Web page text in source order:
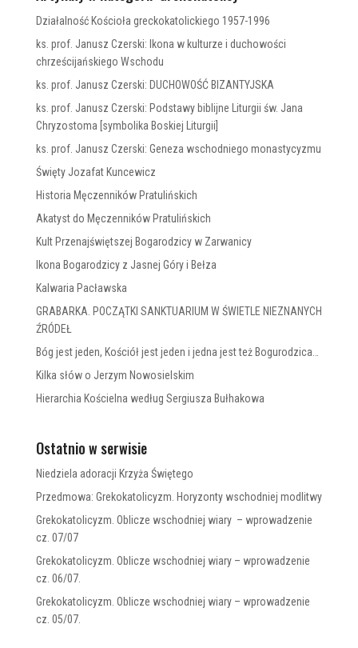
Działalność Kościoła greckokatolickiego 1957-1996
ks. prof. Janusz Czerski: Ikona w kulturze i duchowości
chrześcijańskiego Wschodu
ks. prof. Janusz Czerski: DUCHOWOŚĆ BIZANTYJSKA
ks. prof. Janusz Czerski: Podstawy biblijne Liturgii św. Jana
Chryzostoma [symbolika Boskiej Liturgii]
ks. prof. Janusz Czerski: Geneza wschodniego monastycyzmu
Święty Jozafat Kuncewicz
Historia Męczenników Pratulińskich
Akatyst do Męczenników Pratulińskich
Kult Przenajświętszej Bogarodzicy w Zarwanicy
Ikona Bogarodzicy z Jasnej Góry i Bełza
Kalwaria Pacławska
GRABARKA. POCZĄTKI SANKTUARIUM W ŚWIETLE NIEZNANYCH
ŹRÓDEŁ
Bóg jest jeden, Kościół jest jeden i jedna jest też Bogurodzica…
Kilka słów o Jerzym Nowosielskim
Hierarchia Kościelna według Sergiusza Bułhakowa
Ostatnio w serwisie
Niedziela adoracji Krzyża Świętego
Przedmowa: Grekokatolicyzm. Horyzonty wschodniej modlitwy
Grekokatolicyzm. Oblicze wschodniej wiary – wprowadzenie
cz. 07/07
Grekokatolicyzm. Oblicze wschodniej wiary – wprowadzenie
cz. 06/07.
Grekokatolicyzm. Oblicze wschodniej wiary – wprowadzenie
cz. 05/07.